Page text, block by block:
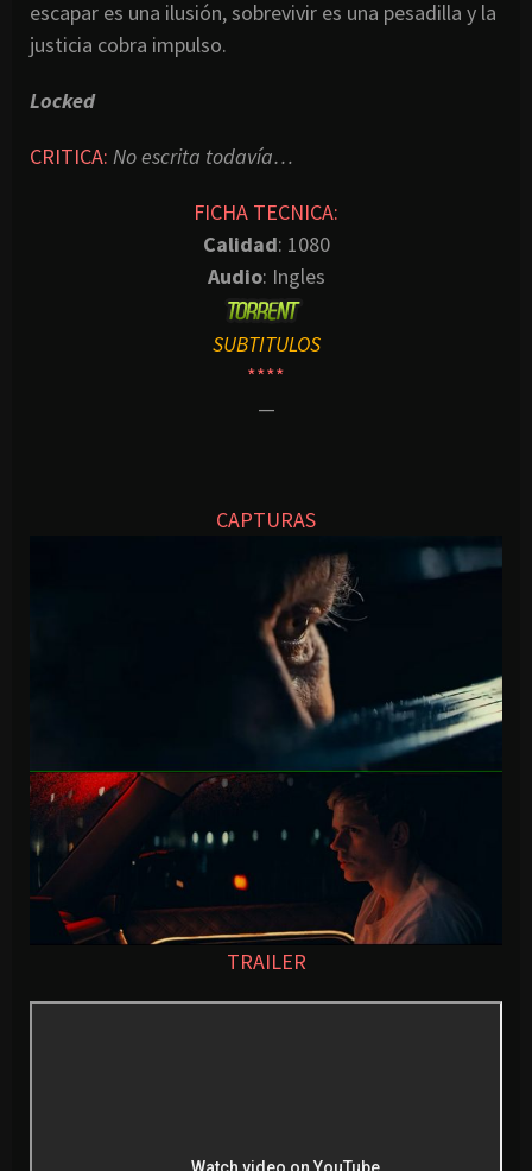
escapar es una ilusión, sobrevivir es una pesadilla y la
justicia cobra impulso.
Locked
CRITICA: No escrita todavía…
FICHA TECNICA:
Calidad: 1080
Audio: Ingles
SUBTITULOS
****
—
CAPTURAS
TRAILER